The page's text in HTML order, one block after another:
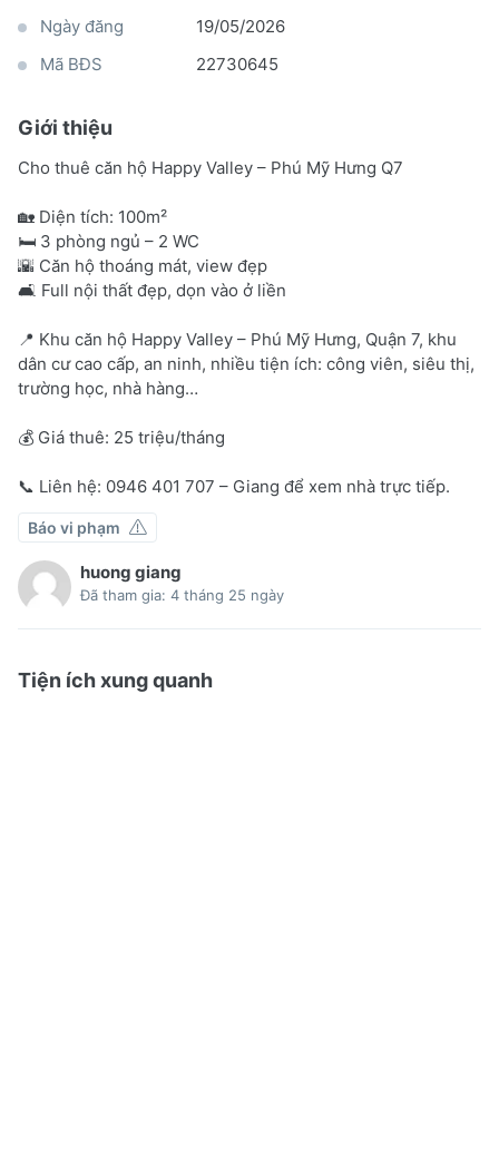
Ngày đăng
19/05/2026
Mã BĐS
22730645
Giới thiệu
Cho thuê căn hộ Happy Valley – Phú Mỹ Hưng Q7
🏡 Diện tích: 100m²
🛏 3 phòng ngủ – 2 WC
🌇 Căn hộ thoáng mát, view đẹp
🛋 Full nội thất đẹp, dọn vào ở liền
📍 Khu căn hộ Happy Valley – Phú Mỹ Hưng, Quận 7, khu
dân cư cao cấp, an ninh, nhiều tiện ích: công viên, siêu thị,
trường học, nhà hàng…
💰 Giá thuê: 25 triệu/tháng
📞 Liên hệ: 0946 401 707 – Giang để xem nhà trực tiếp.
Báo vi phạm
huong giang
Đã tham gia: 4 tháng 25 ngày
Tiện ích xung quanh